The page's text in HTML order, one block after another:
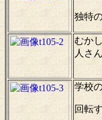
独特
むか
人さ
学校
回転